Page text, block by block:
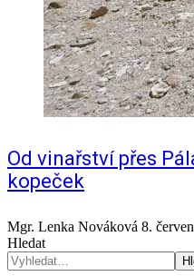
Od vinařství přes
kopeček
Mgr. Lenka Nováková 8.
Hledat